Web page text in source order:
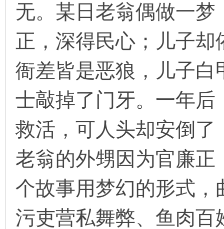
无。某日老翁偶做一
正，深得民心；儿子
衙差皆是恶狼，儿子
士敲掉了门牙。一年后
救活，可人头却安倒
老翁的外甥因为官廉
个故事用梦幻的形式
污吏营私舞弊、鱼肉